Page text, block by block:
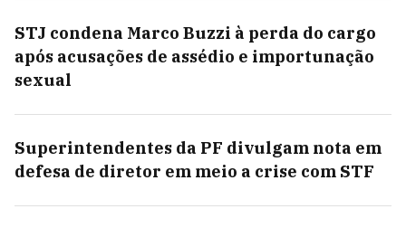
STJ condena Marco Buzzi à perda do cargo
após acusações de assédio e importunação
sexual
Superintendentes da PF divulgam nota em
defesa de diretor em meio a crise com STF